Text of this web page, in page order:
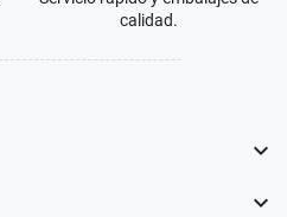
calidad.

